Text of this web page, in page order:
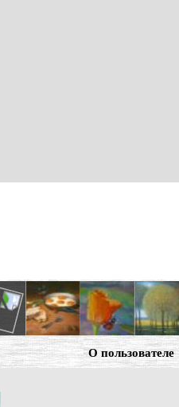
О пользователе